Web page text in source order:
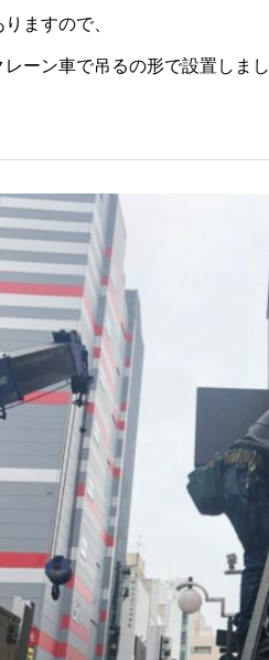
ますので、
ーン車で吊るの形で設置しま